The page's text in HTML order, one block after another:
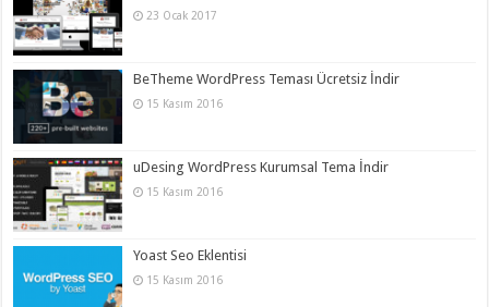
23 Ocak 2017
BeTheme WordPress Teması Ücretsiz İndir
15 Kasım 2016
uDesing WordPress Kurumsal Tema İndir
15 Kasım 2016
Yoast Seo Eklentisi
15 Kasım 2016